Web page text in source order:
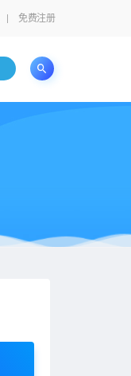
免费注册